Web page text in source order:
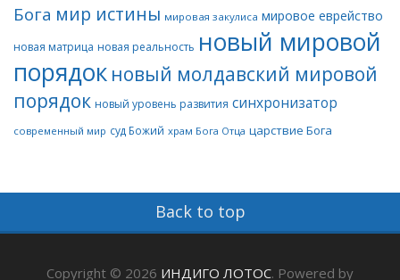
Бога мир истины мировая закулиса мировое еврейство
новая матрица новая реальность новый мировой
порядок новый молдавский мировой
порядок новый уровень развития синхронизатор
современный мир суд Божий храм Бога Отца царствие Бога
Back to top
Copyright © 2026 ИНДИГО ЛОТОС. Powered by